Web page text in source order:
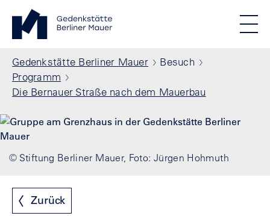
Direkt zum Inhalt
Standortmenu
Show locations
STIFTUNG BERLINER MAUER
Alle Standorte
Gedenkstätte Berliner Mauer Startseite
Pfadnavigation
Gedenkstätte Berliner Mauer
Besuch
Programm
Die Bernauer Straße nach dem Mauerbau
© Stiftung Berliner Mauer, Foto: Jürgen Hohmuth
Zurück